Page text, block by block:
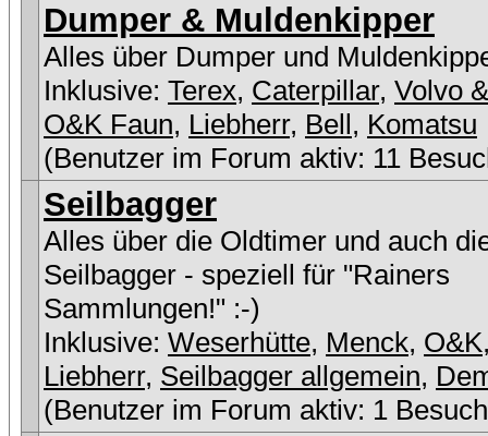
Dumper & Muldenkipper
Alles über Dumper und
Inklusive: Terex, Caterpillar, Volvo
O&K Faun, Liebherr, Bell, Komatsu
(Benutzer im Forum aktiv: 11
Seilbagger
Alles über die Oldtimer und auch
Seilbagger - speziell für "Rainers
Sammlungen!" :-)
Inklusive: Weserhütte, Menck, O&K
Liebherr, Seilbagger allgemein,
(Benutzer im Forum aktiv: 1